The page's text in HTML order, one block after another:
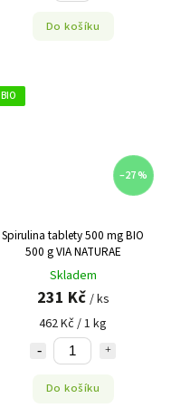
Do košíku
BIO
–27 %
Spirulina tablety 500 mg BIO
500 g VIA NATURAE
Skladem
231 Kč / ks
462 Kč / 1 kg
Do košíku